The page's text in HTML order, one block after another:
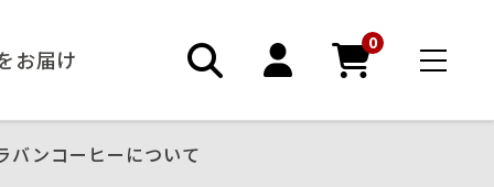
お届け
0
バンコーヒーについて